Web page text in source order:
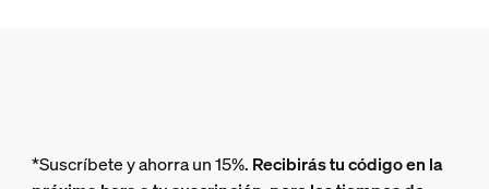
*Suscríbete y ahorra un 15%. Recibirás tu código en la